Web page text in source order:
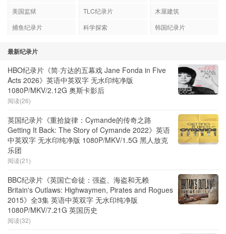
美国监狱
TLC纪录片
木屋建筑
捕鱼纪录片
科学探索 韩国纪录片
最新纪录片
HBO纪录片《简·方达的五幕戏 Jane Fonda in Five
Acts 2026》英语中英双字 无水印纯净版
1080P/MKV/2.12G 奥斯卡影后
阅读(26)
英国纪录片《重拾旋律：Cymande的传奇之路
Getting It Back: The Story of Cymande 2022》英语
中英双字 无水印纯净版 1080P/MKV/1.5G 黑人放克
乐团
阅读(21)
BBC纪录片《英国亡命徒：强盗、海盗和无赖
Britain's Outlaws: Highwaymen, Pirates and Rogues
2015》全3集 英语中英双字 无水印纯净版
1080P/MKV/7.21G 英国历史
阅读(32)